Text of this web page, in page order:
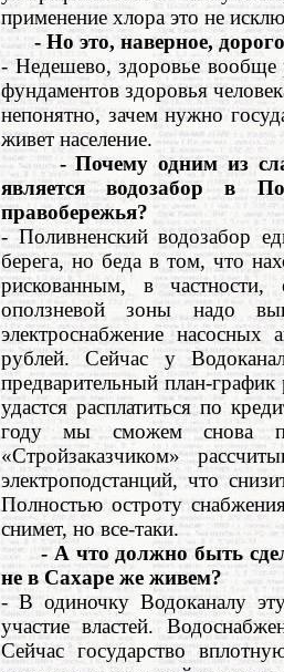
применение хлора это не
- Но это, наверное,
- Недешево, здоровье вообще
фундаментов здоровья
непонятно, зачем нужно
живет население.
- Почему одним из
является водозабор в
правобережья?
- Поливненский водозабор
берега, но беда в том, что
рискованным, в частности,
оползневой зоны надо
электроснабжение
рублей. Сейчас у
предварительный план-
удастся расплатиться по
году мы сможем снова
«Стройзаказчиком»
электроподстанций, что
Полностью остроту
снимет, но все-таки.
- А что должно быть
не в Сахаре же живем?
- В одиночку Водоканалу
участие властей.
Сейчас государство